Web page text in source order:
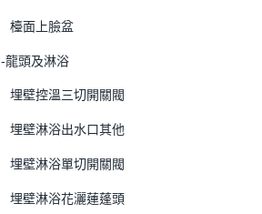
檯面上臉盆
-龍頭及淋浴
埋壁控溫三切開關閥
埋壁淋浴出水口其他
埋壁淋浴單切開關閥
埋壁淋浴花灑蓮蓬頭